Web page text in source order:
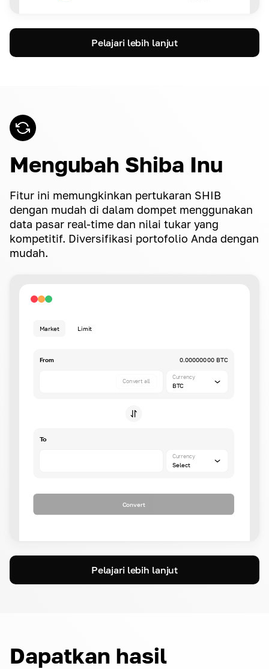
Pelajari lebih lanjut
Mengubah Shiba Inu
Fitur ini memungkinkan pertukaran SHIB
dengan mudah di dalam dompet menggunakan
data pasar real-time dan nilai tukar yang
kompetitif. Diversifikasi portofolio Anda dengan
mudah.
Market Limit
From 0.00000000 BTC
Convert all
Currency
BTC
To
Currency
Select
Convert
Pelajari lebih lanjut
Dapatkan hasil